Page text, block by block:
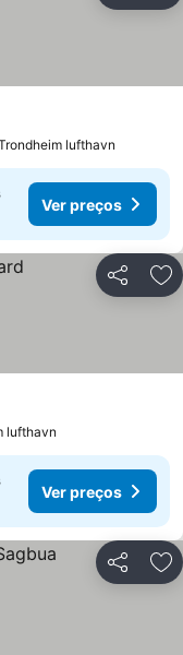
lufthavn
Ver preços
Partilhar
lufthavn
Ver preços
Partilhar